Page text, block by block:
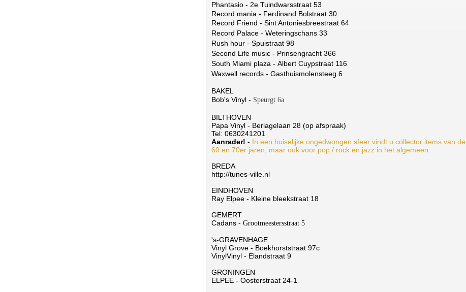
Phantasio - 2e Tuindwarsstraat 53
Record mania - Ferdinand Bolstraat 30
Record Friend - Sint Antoniesbreestraat 64
Record Palace - Weteringschans 33
Rush hour - Spuistraat 98
Second Life music - Prinsengracht 366
South Miami plaza - Albert Cuypstraat 116
Waxwell records - Gasthuismolensteeg 6
BAKEL
Bob's Vinyl - Speurgt 6a
BILTHOVEN
Papa Vinyl - Berlagelaan 28 (op afspraak)
Tel: 0630241201
Aanrader! - In een huiselijke ongedwongen sfeer vindt u collector items van de
60 en 70er jaren, maar ook voor pop / rock en jazz in het algemeen.
BREDA
http://tunes-ville.nl
EINDHOVEN
Ray Elpee - Kleine bleekstraat 18
GEMERT
Cadans - Grootmeestersstraat 5
's-GRAVENHAGE
Vinyl Grove - Boekhorststraat 97c
VinylVinyl - Elandstraat 9
GRONINGEN
ELPEE - Oosterstraat 24-1